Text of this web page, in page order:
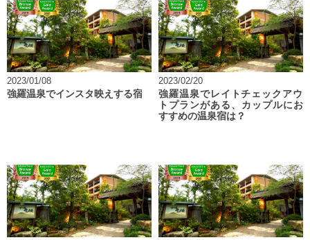
2023/01/08
強羅温泉でインスタ映えする宿
2023/02/20
強羅温泉でレイトチェックアウ
トプランがある、カップルにお
すすめの温泉宿は？